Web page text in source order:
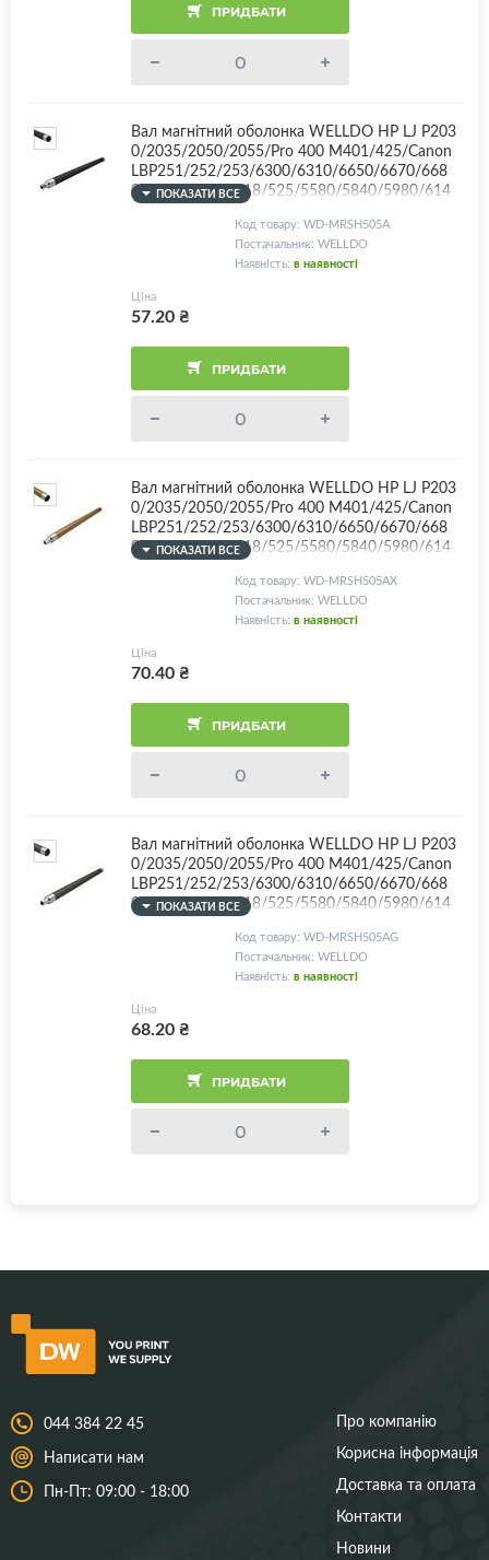
ПРИДБАТИ
Вал магнітний оболонка WELLDO HP LJ P203
0/2035/2050/2055/Pro 400 M401/425/Canon
LBP251/252/253/6300/6310/6650/6670/668
0/MF411/416/418/525/5580/5840/5980/614
0/6180/CF280A/CE505A/CE505X/Canon 719/C
-EXV40 + контактна втулка, Black GLOSSY Coa
ting - OEM технологія! Для отримання еталон
них відбитків рекомендовано використовуват
и оригінальну магнітну серцевину!
ПОКАЗАТИ ВСЕ
Код товару: WD-MRSH505A
Постачальник: WELLDO
Наявність: в наявності
Ціна
57.20₴
ПРИДБАТИ
Вал магнітний оболонка WELLDO HP LJ P203
0/2035/2050/2055/Pro 400 M401/425/Canon
LBP251/252/253/6300/6310/6650/6670/668
0/MF411/416/418/525/5580/5840/5980/614
0/6180/CF280A/CE505A/CE505X/Canon 719/C
-EXV40 + контактна втулка, покриття Deep Go
lden Glossy - OEM технологія!
ПОКАЗАТИ ВСЕ
Код товару: WD-MRSH505AX
Постачальник: WELLDO
Наявність: в наявності
Ціна
70.40₴
ПРИДБАТИ
Вал магнітний оболонка WELLDO HP LJ P203
0/2035/2050/2055/Pro 400 M401/425/Canon
LBP251/252/253/6300/6310/6650/6670/668
0/MF411/416/418/525/5580/5840/5980/614
0/6180/CF280A/CE505A/CE505X/Canon 719/C
-EXV40 + контактна втулка, покриття Silver Gl
ossy - OEM технологія!
ПОКАЗАТИ ВСЕ
Код товару: WD-MRSH505AG
Постачальник: WELLDO
Наявність: в наявності
Ціна
68.20₴
ПРИДБАТИ
044 384 22 45
Написати нам
Пн-Пт: 09:00 - 18:00
Про компанію
Корисна інформація
Доставка та оплата
Контакти
Новини